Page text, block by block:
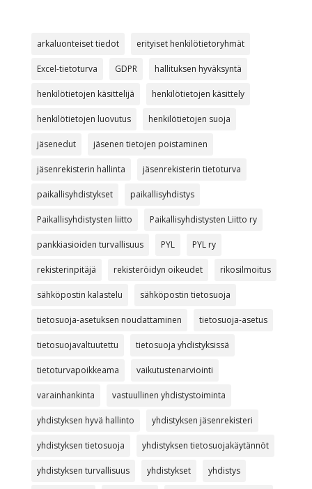
arkaluonteiset tiedot erityiset henkilötietoryhmät
Excel-tietoturva GDPR hallituksen hyväksyntä
henkilötietojen käsittelijä henkilötietojen käsittely
henkilötietojen luovutus henkilötietojen suoja
jäsenedut jäsenen tietojen poistaminen
jäsenrekisterin hallinta jäsenrekisterin tietoturva
paikallisyhdistykset paikallisyhdistys
Paikallisyhdistysten liitto Paikallisyhdistysten Liitto ry
pankkiasioiden turvallisuus PYL PYL ry
rekisterinpitäjä rekisteröidyn oikeudet rikosilmoitus
sähköpostin kalastelu sähköpostin tietosuoja
tietosuoja-asetuksen noudattaminen tietosuoja-asetus
tietosuojavaltuutettu tietosuoja yhdistyksissä
tietoturvapoikkeama vaikutustenarviointi
varainhankinta vastuullinen yhdistystoiminta
yhdistyksen hyvä hallinto yhdistyksen jäsenrekisteri
yhdistyksen tietosuoja yhdistyksen tietosuojakäytännöt
yhdistyksen turvallisuus yhdistykset yhdistys